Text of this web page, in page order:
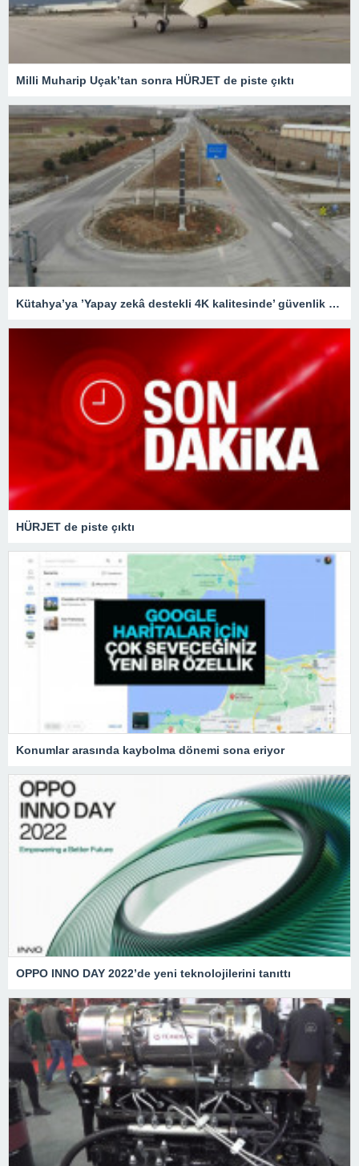
Milli Muharip Uçak’tan sonra HÜRJET de piste çıktı
Kütahya’ya ’Yapay zekâ destekli 4K kalitesinde’ güvenlik kameraları
HÜRJET de piste çıktı
Konumlar arasında kaybolma dönemi sona eriyor
OPPO INNO DAY 2022’de yeni teknolojilerini tanıttı